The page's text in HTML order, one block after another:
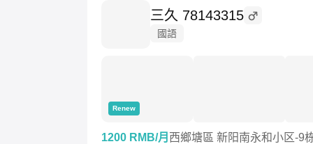
三久 78143315
國語
Renew
1200 RMB/月 西鄉塘區 新阳南永和小区-9